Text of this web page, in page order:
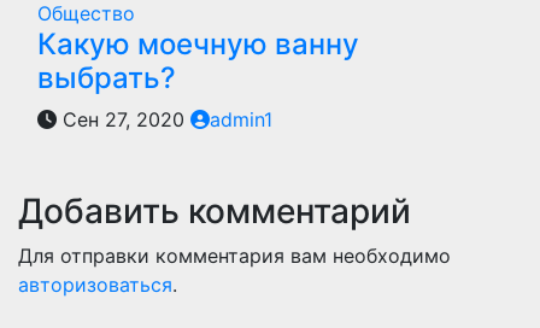
Общество
Какую моечную ванну
выбрать?
Сен 27, 2020 admin1
Добавить комментарий
Для отправки комментария вам необходимо
авторизоваться.